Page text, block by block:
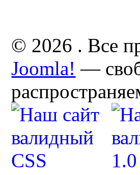
© 2026 . Все
Joomla! —